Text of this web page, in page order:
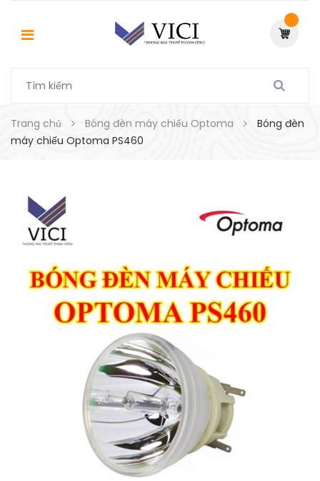
Trang chủ Bóng đèn máy chiếu Optoma
Bóng đèn
máy chiếu Optoma PS460